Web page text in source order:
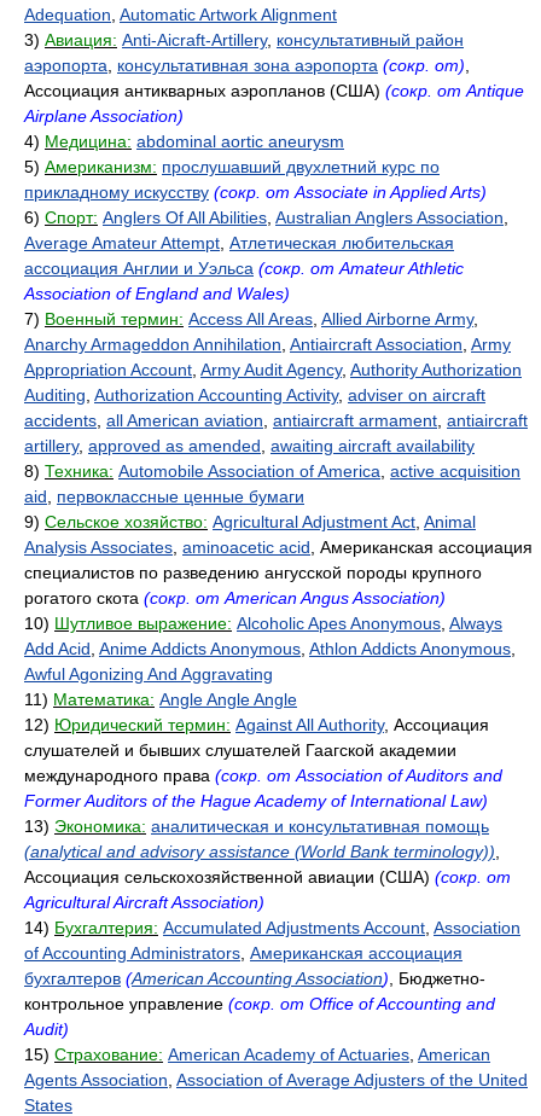
Adequation Automatic Artwork Alignment
3) Авиация: Anti-Aicraft-Artillery, консультативный район
аэропорта
консультативная зона аэропорта (сокр. от)
Ассоциация антикварных аэропланов (США) (сокр. от Antique
Airplane Association)
4) Медицина: abdominal aortic aneurysm
5) Американизм: прослушавший двухлетний курс по
прикладному искусству (сокр. от Associate in Applied Arts)
6) Спорт: Anglers Of All Abilities Australian Anglers Association
Average Amateur Attempt Атлетическая любительская
ассоциация Англии и Уэльса (сокр. от Amateur Athletic
Association of England and Wales)
7) Военный термин: Access All Areas Allied Airborne Army,
Anarchy Armageddon Annihilation Antiaircraft Association Army
Appropriation Account Army Audit Agency, Authority Authorization
Auditing Authorization Accounting Activity, adviser on aircraft
accidents all American aviation antiaircraft armament antiaircraft
artillery, approved as amended awaiting aircraft availability
8) Техника: Automobile Association of America active acquisition
aid
первоклассные ценные бумаги
9) Сельское хозяйство: Agricultural Adjustment Act Animal
Analysis Associates aminoacetic acid , Американская ассоциация
специалистов по разведению ангусской породы крупного
рогатого скота (сокр. от American Angus Association)
10) Шутливое выражение: Alcoholic Apes Anonymous Always
Add Acid Anime Addicts Anonymous Athlon Addicts Anonymous
Awful Agonizing And Aggravating
11) Математика: Angle Angle Angle
12) Юридический термин: Against All Authority, Ассоциация
слушателей и бывших слушателей Гаагской академии
международного права (сокр. от Association of Auditors and
Former Auditors of the Hague Academy of International Law)
13) Экономика: аналитическая и консультативная помощь
(analytical and advisory assistance (World Bank terminology))
Ассоциация сельскохозяйственной авиации (США) (сокр. от
Agricultural Aircraft Association)
14) Бухгалтерия: Accumulated Adjustments Account Association
of Accounting Administrators Американская ассоциация
бухгалтеров (American Accounting Association) , Бюджетно-
контрольное управление (сокр. от Office of Accounting and
Audit)
15) Страхование: American Academy of Actuaries American
Agents Association Association of Average Adjusters of the United
States